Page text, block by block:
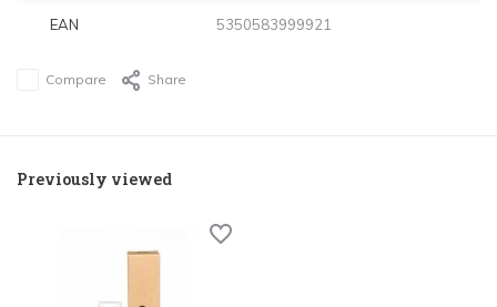
EAN 5350583999921
Compare Share
Previously viewed